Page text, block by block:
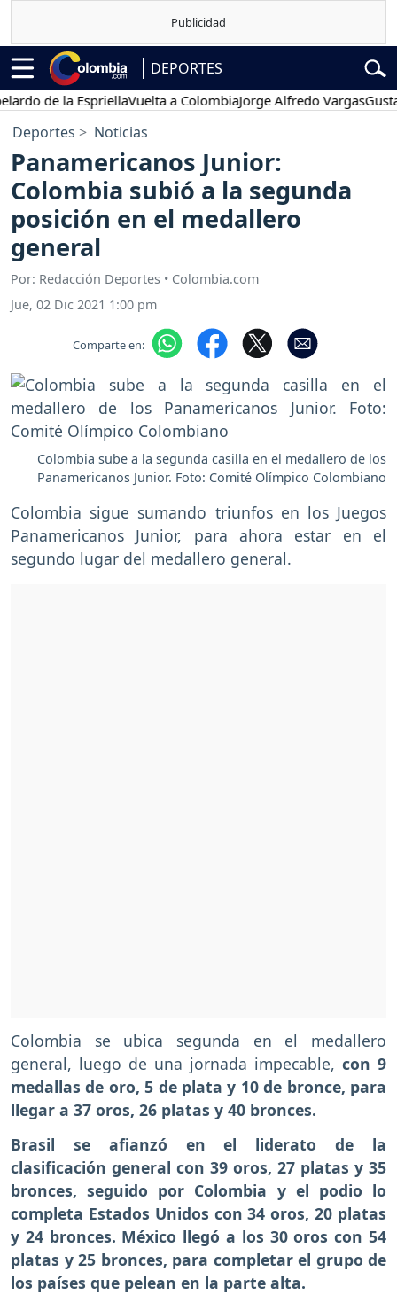
DEPORTES
de la EspriellaVuelta a ColombiaJorge Alfredo VargasGustavo
Deportes Noticias
Panamericanos Junior:
Colombia subió a la segunda
posición en el medallero
general
Por: Redacción Deportes • Colombia.com
Jue, 02 Dic 2021 1:00 pm
Comparte en:
Colombia sube a la segunda casilla en el medallero de los
Panamericanos Junior. Foto: Comité Olímpico Colombiano
Colombia sigue sumando triunfos en los Juegos
Panamericanos Junior, para ahora estar en el
segundo lugar del medallero general.
Colombia se ubica segunda en el medallero
general, luego de una jornada impecable, con 9
medallas de oro, 5 de plata y 10 de bronce, para
llegar a 37 oros, 26 platas y 40 bronces.
Brasil se afianzó en el liderato de la
clasificación general con 39 oros, 27 platas y 35
bronces, seguido por Colombia y el podio lo
completa Estados Unidos con 34 oros, 20 platas
y 24 bronces. México llegó a los 30 oros con 54
platas y 25 bronces, para completar el grupo de
los países que pelean en la parte alta.